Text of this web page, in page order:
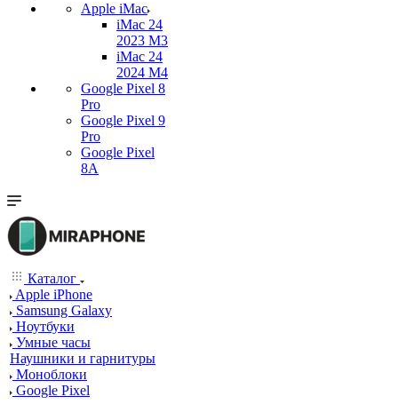
Apple iMac
iMac 24
2023 M3
iMac 24
2024 M4
Google Pixel 8
Pro
Google Pixel 9
Pro
Google Pixel
8A
Каталог
Apple iPhone
Samsung Galaxy
Ноутбуки
Умные часы
Наушники и гарнитуры
Моноблоки
Google Pixel